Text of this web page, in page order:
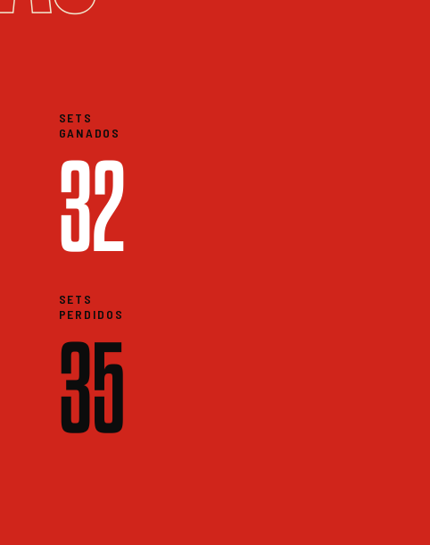
SETS
GANADOS
32
SETS
PERDIDOS
35